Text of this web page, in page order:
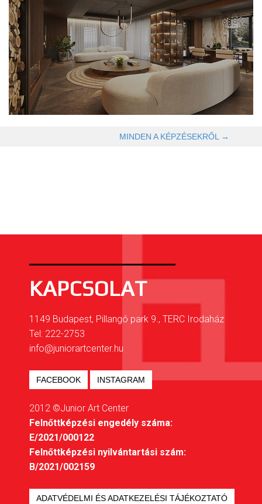
MINDEN A KÉPZÉSEKRŐL →
KAPCSOLAT
1149 Budapest, Pillangó park 9., TERC Irodaház
Tel: 222-2753
info@juniorartcenter.hu
FACEBOOK INSTAGRAM
2012 ©Junior Art Center
Felnőttképzési engedély száma:
E/2021/000122
Felnőttképzési nyilvántartási szám:
B/2021/002159
ADATVÉDELMI ÉS ADATKEZELÉSI TÁJÉKOZTATÓ